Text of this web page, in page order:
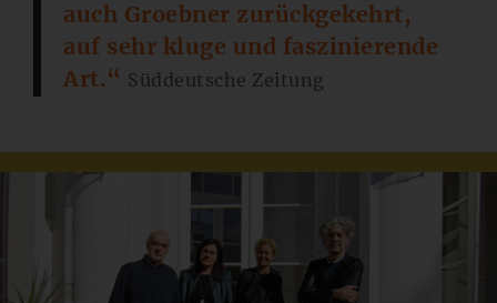
auch Groebner zurückgekehrt,
auf sehr kluge und faszinierende
Art.“ Süddeutsche Zeitung